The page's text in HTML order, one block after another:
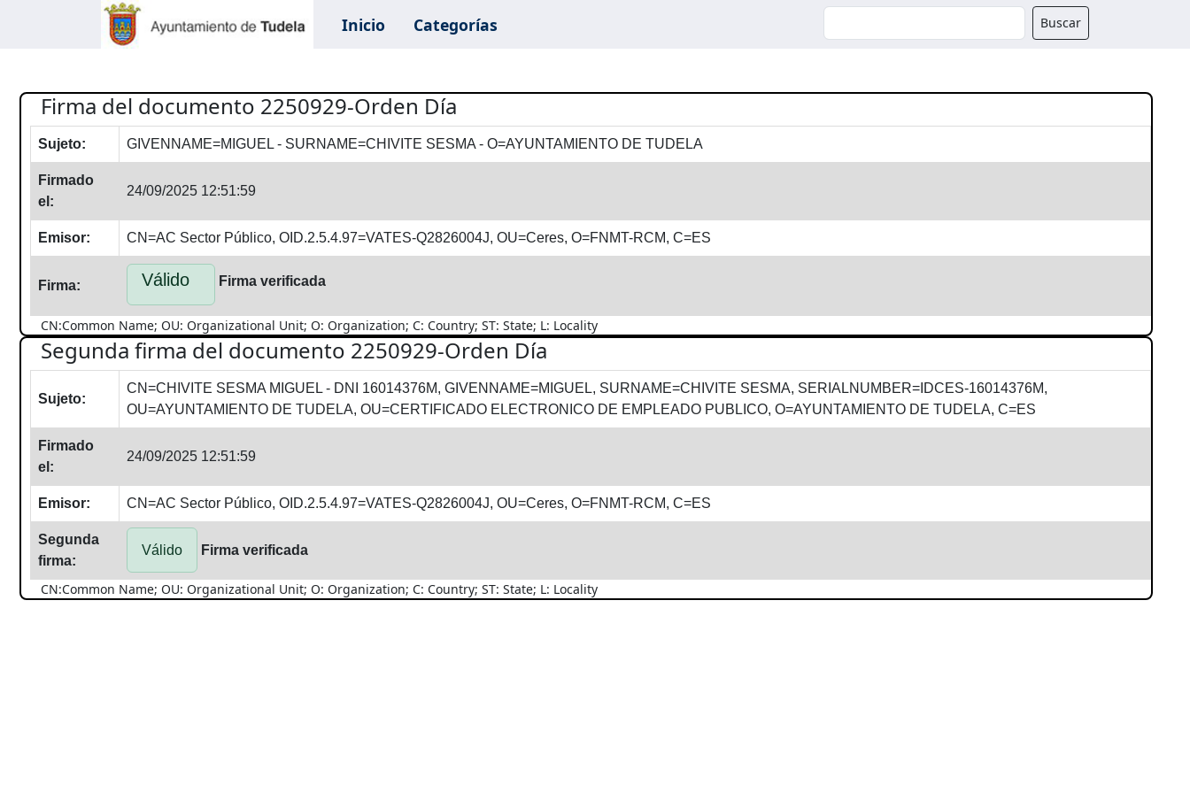
Inicio Categorías Buscador Buscar
Firma del documento 2250929-Orden Día
Sujeto: GIVENNAME=MIGUEL - SURNAME=CHIVITE SESMA - O=AYUNTAMIENTO DE TUDELA
Firmado
el:
24/09/2025 12:51:59
Emisor: CN=AC Sector Público, OID.2.5.4.97=VATES-Q2826004J, OU=Ceres, O=FNMT-RCM, C=ES
Firma: Válido Firma verificada
CN:Common Name; OU: Organizational Unit; O: Organization; C: Country; ST: State; L: Locality
Segunda firma del documento 2250929-Orden Día
Sujeto:
CN=CHIVITE SESMA MIGUEL - DNI 16014376M, GIVENNAME=MIGUEL, SURNAME=CHIVITE SESMA, SERIALNUMBER=IDCES-16014376M,
OU=AYUNTAMIENTO DE TUDELA, OU=CERTIFICADO ELECTRONICO DE EMPLEADO PUBLICO, O=AYUNTAMIENTO DE TUDELA, C=ES
Firmado
el:
24/09/2025 12:51:59
Emisor: CN=AC Sector Público, OID.2.5.4.97=VATES-Q2826004J, OU=Ceres, O=FNMT-RCM, C=ES
Segunda
firma:
Válido Firma verificada
CN:Common Name; OU: Organizational Unit; O: Organization; C: Country; ST: State; L: Locality